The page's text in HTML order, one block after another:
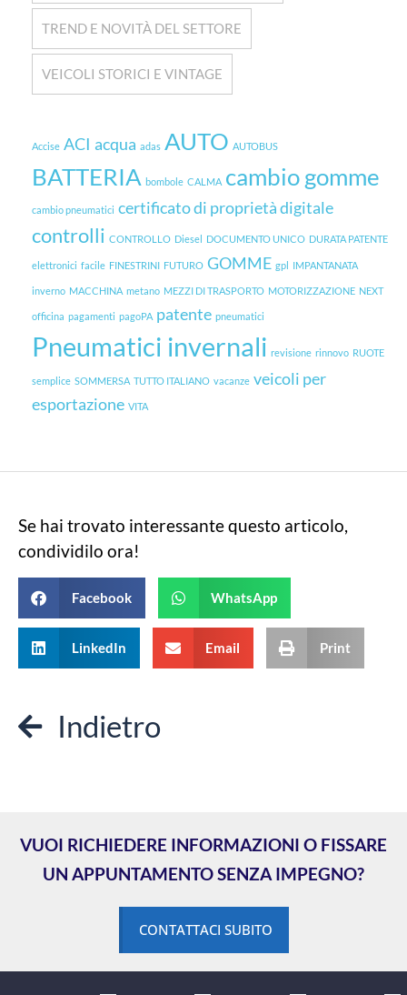
TREND E NOVITÀ DEL SETTORE
VEICOLI STORICI E VINTAGE
Accise ACI acqua adas AUTO AUTOBUS
BATTERIA bombole CALMA cambio gomme
cambio pneumatici certificato di proprietà digitale
controlli CONTROLLO Diesel DOCUMENTO UNICO DURATA PATENTE
elettronici facile FINESTRINI FUTURO GOMME gpl IMPANTANATA
inverno MACCHINA metano MEZZI DI TRASPORTO MOTORIZZAZIONE NEXT
officina pagamenti pagoPA patente pneumatici
Pneumatici invernali revisione rinnovo RUOTE
semplice SOMMERSA TUTTO ITALIANO vacanze veicoli per
esportazione VITA
Se hai trovato interessante questo articolo,
condividilo ora!
Facebook WhatsApp
LinkedIn Email Print
Indietro
VUOI RICHIEDERE INFORMAZIONI O FISSARE
UN APPUNTAMENTO SENZA IMPEGNO?
CONTATTACI SUBITO